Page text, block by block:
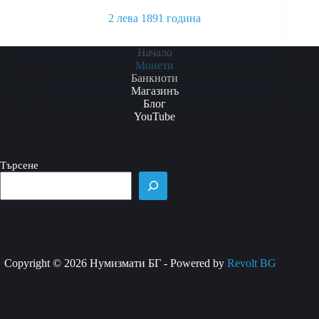
2 лева 1891 година
product
has
multiple
variants.
The
options
the
product
page
Начало
Монети
Банкноти
Магазинъ
Блог
YouTube
Търсене
Copyright © 2026 Нумизмати БГ - Powered byRevolt BG